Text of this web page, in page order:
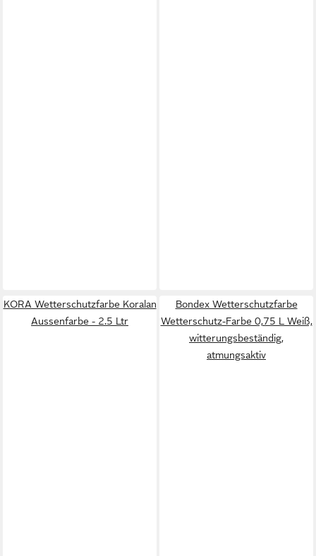
KORA Wetterschutzfarbe Koralan
Aussenfarbe - 2.5 Ltr
Bondex Wetterschutzfarbe
Wetterschutz-Farbe 0,75 L Weiß,
witterungsbeständig,
atmungsaktiv